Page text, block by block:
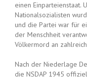
einen Einparteienstaat.
Nationalsozialisten
und die Partei war für
der Menschheit
Völkermord an
Nach der Niederlage
die NSDAP 1945